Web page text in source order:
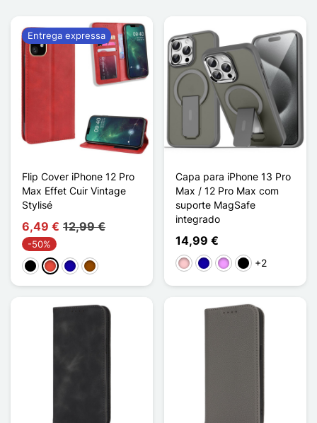
Flip Cover iPhone 12 Pro
Max Effet Cuir Vintage
Stylisé
6,49 € 12,99 €
-50%
PretoVermelhoAzul Escuro
Castanho
Entrega expressa
Capa para iPhone 13 Pro
Max / 12 Pro Max com
suporte MagSafe
integrado
14,99 €
RosaAzul Escuro
Violeta ligeira
Noir Transparent
+2